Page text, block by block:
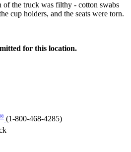
of the truck was filthy - cotton swabs
cup holders, and the seats were torn.
for this location.
(1-800-468-4285)